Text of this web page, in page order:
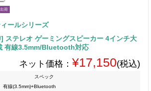
荷
ールシリーズ
ステレオ ゲーミングスピーカー 4インチ大
有線3.5mm/Bluetooth対応
ネット価格： ¥17,150(税込)
スペック
有線(3.5mm)+Bluetooth